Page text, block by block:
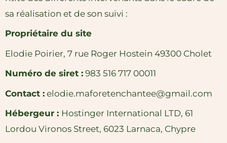
sa réalisation et de son suivi :
Propriétaire du site
Elodie Poirier, 7 rue Roger Hostein 49300 Cholet
Numéro de siret : 983 516 717 00011
Contact : elodie.maforetenchantee@gmail.com
Hébergeur : Hostinger International LTD, 61
Lordou Vironos Street, 6023 Larnaca, Chypre